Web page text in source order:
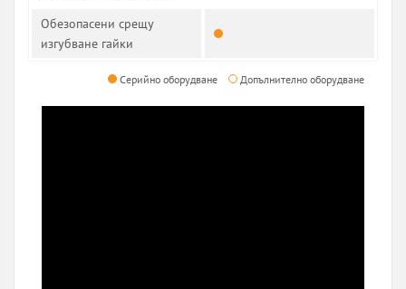
Обезопасени срещу
изгубване гайки
Серийно оборудване Допълнително оборудване